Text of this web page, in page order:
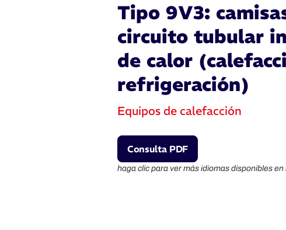
Tipo 9V3:
circuito tubular
de calor
refrigeración)
Equipos de calefacción
Consulta PDF
haga clic para ver más idiomas disponibles en